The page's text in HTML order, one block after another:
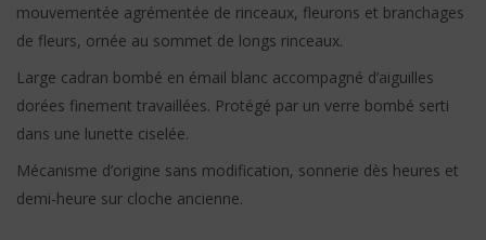
mouvementée agrémentée de rinceaux, fleurons et branchages
de fleurs, ornée au sommet de longs rinceaux.
Large cadran bombé en émail blanc accompagné d’aiguilles
dorées finement travaillées. Protégé par un verre bombé serti
dans une lunette ciselée.
Mécanisme d’origine sans modification, sonnerie dès heures et
demi-heure sur cloche ancienne.